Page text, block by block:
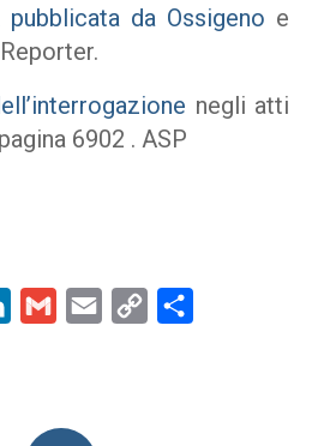
da Ossigeno e
negli atti
6902 . ASP
LinkedInGmail Email
Copy